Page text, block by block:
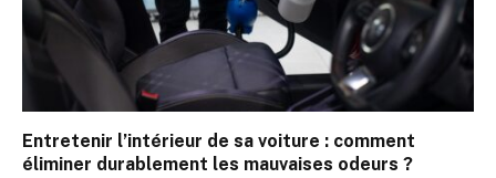
Entretenir l’intérieur de sa voiture : comment
éliminer durablement les mauvaises odeurs ?